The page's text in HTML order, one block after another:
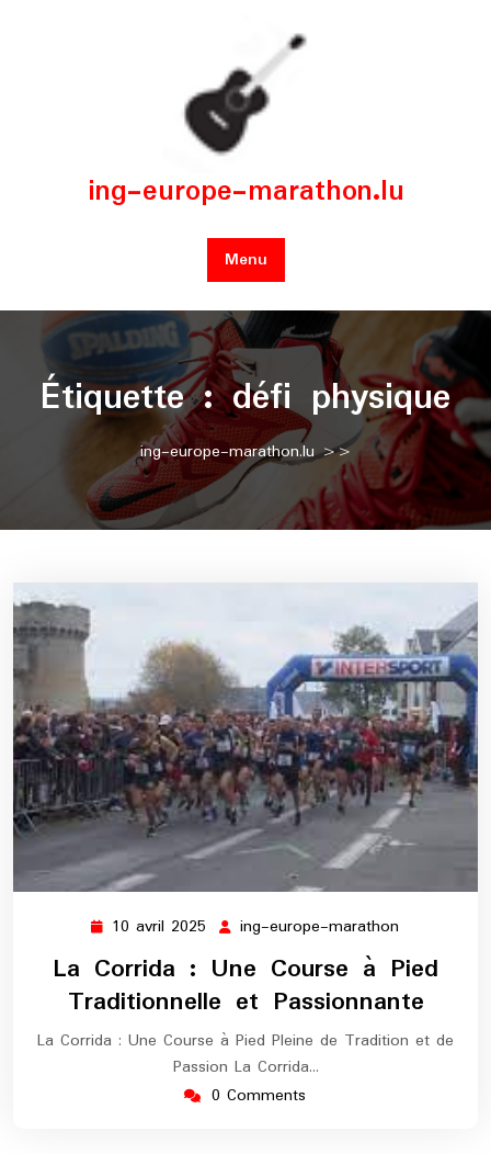
ing-europe-marathon.lu
Menu
Étiquette :défi physique
ing-europe-marathon.lu>>
10 avril 2025 10
avril
2025
ing-europe-marathon
europe-
marathon
La Corrida : Une Course à Pied
Traditionnelle et Passionnante
La Corrida : Une Course à Pied Pleine de Tradition et de
Passion La Corrida…
0 Comments